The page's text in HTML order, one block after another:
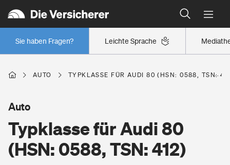
Leichte Sprache
Sie haben Fragen?
Wer versichert was: Jetzt Versicherer finden
Regionalklassen: So ist Ihre Region eingestuft
Wer versichert was: Jetzt Versicherer finden
Berufsunfähigkeitsversicherung
Erwerbsunfähigkeitsversicherung
Wohnen
AUTO TYPKLASSE FÜR AUDI 80 (HSN: 0588, TSN:
Typklasse für Audi 80
(HSN: 0588, TSN: 412)
Auto